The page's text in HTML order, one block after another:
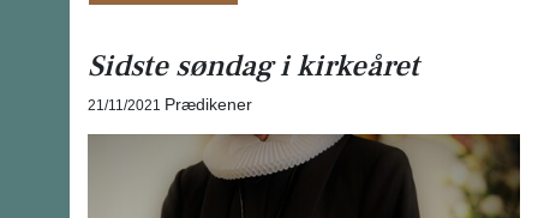
Sidste søndag i kirkeåret
21/11/2021 Prædikener